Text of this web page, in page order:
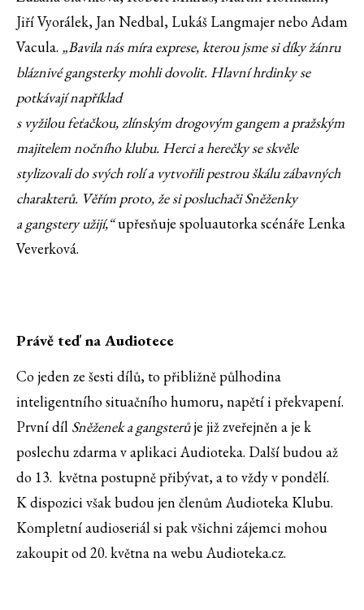
Jiří Vyorálek, Jan Nedbal, Lukáš Langmajer nebo Adam
Vacula. „Bavila nás míra exprese, kterou jsme si díky žánru
bláznivé gangsterky mohli dovolit. Hlavní hrdinky se
potkávají například
s vyžilou feťačkou, zlínským drogovým gangem a pražským
majitelem nočního klubu. Herci a herečky se skvěle
stylizovali do svých rolí a vytvořili pestrou škálu zábavných
charakterů. Věřím proto, že si posluchači Sněženky
a gangstery užijí,“upřesňuje spoluautorka scénáře Lenka
Veverková.
Právě teď na Audiotece
Co jeden ze šesti dílů, to přibližně půlhodina
inteligentního situačního humoru, napětí i překvapení.
První díl Sněženek a gangsterůje již zveřejněn a je k
poslechu zdarma v aplikaci Audioteka. Další budou až
do 13. května postupně přibývat, a to vždy v pondělí.
K dispozici však budou jen členům Audioteka Klubu.
Kompletní audioseriál si pak všichni zájemci mohou
zakoupit od 20. května na webu Audioteka.cz.